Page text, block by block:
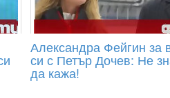
Александра Фейгин за
си с Петър Дочев: Не
да кажа!